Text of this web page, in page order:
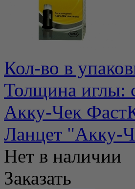
Кол-во в
Толщина иглы:
Акку-Чек
Ланцет "Акку-
Нет в наличии
Заказать